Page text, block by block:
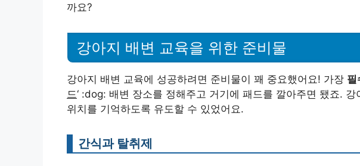
까요?
강아지 배변 교육을 위한 준비물
강아지 배변 교육에 성공하려면 준비물이 꽤 중요했어요! 가장 필
드‘ :dog: 배변 장소를 정해주고 거기에 패드를 깔아주면 됐죠.
위치를 기억하도록 유도할 수 있었어요.
간식과 탈취제